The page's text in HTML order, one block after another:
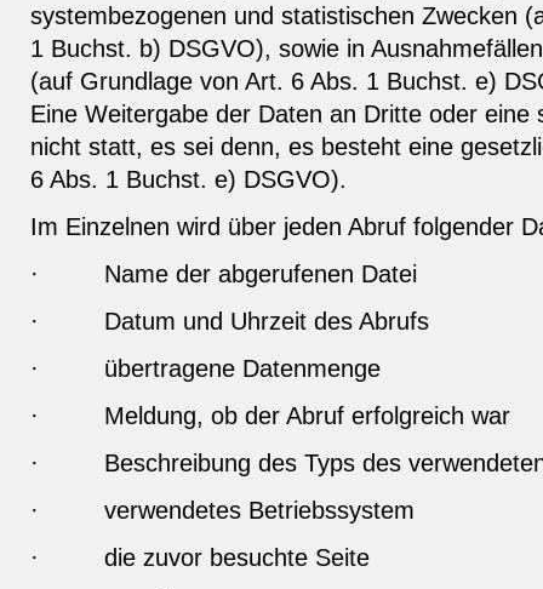
systembezogenen und statistischen Zwecken
1 Buchst. b) DSGVO), sowie in
(auf Grundlage von Art. 6 Abs. 1 Buchst. e)
Eine Weitergabe der Daten an Dritte oder eine
nicht statt, es sei denn, es besteht eine
6 Abs. 1 Buchst. e) DSGVO).
Im Einzelnen wird über jeden Abruf folgender
· Name der abgerufenen Datei
· Datum und Uhrzeit des Abrufs
· übertragene Datenmenge
· Meldung, ob der Abruf erfolgreich war
· Beschreibung des Typs des
· verwendetes Betriebssystem
· die zuvor besuchte Seite